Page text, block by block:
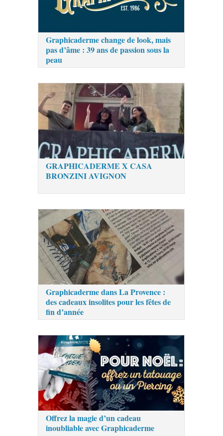
Graphicaderme change de look, mais
pas d’âme : 39 ans de passion sous la
peau
GRAPHICADERME X CASA
BRONZINI AVIGNON
Graphicaderme dans La Provence :
des cadeaux insolites pour les fêtes de
fin d’année
Offrez la magie d’un cadeau
inoubliable avec Graphicaderme